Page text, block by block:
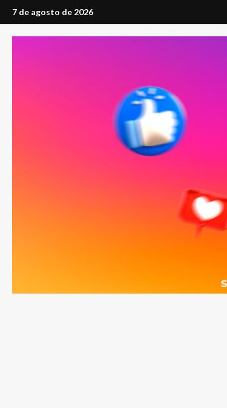
Saltar
al
contenido
7 de agosto de 2026